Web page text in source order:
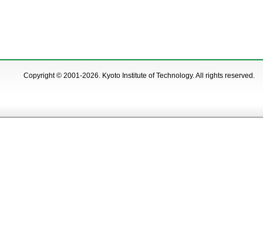
Copyright © 2001-2026. Kyoto Institute of Technology. All rights reserved.